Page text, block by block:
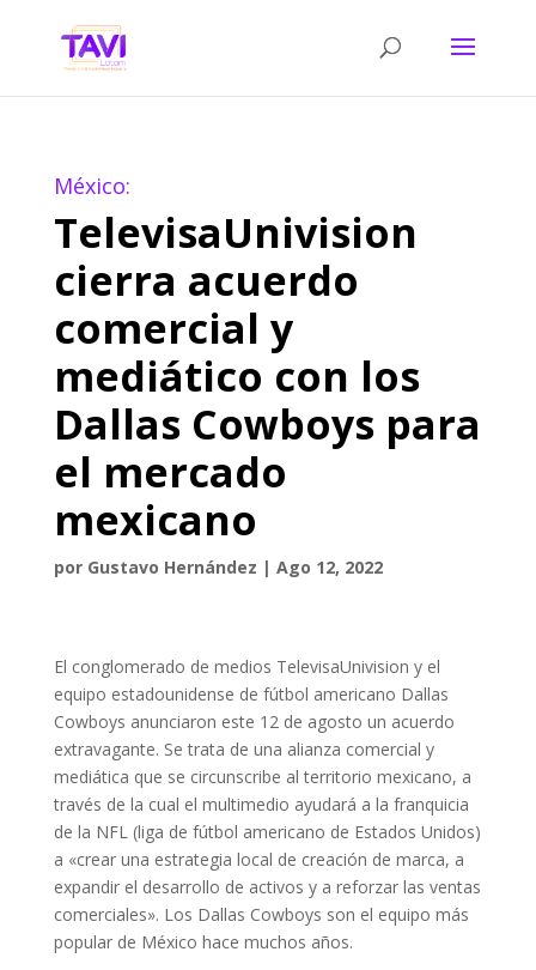
México:
TelevisaUnivision
cierra acuerdo
comercial y
mediático con los
Dallas Cowboys para
el mercado
mexicano
por Gustavo Hernández | Ago 12, 2022
El conglomerado de medios TelevisaUnivision y el
equipo estadounidense de fútbol americano Dallas
Cowboys anunciaron este 12 de agosto un acuerdo
extravagante. Se trata de una alianza comercial y
mediática que se circunscribe al territorio mexicano, a
través de la cual el multimedio ayudará a la franquicia
de la NFL (liga de fútbol americano de Estados Unidos)
a «crear una estrategia local de creación de marca, a
expandir el desarrollo de activos y a reforzar las ventas
comerciales». Los Dallas Cowboys son el equipo más
popular de México hace muchos años.